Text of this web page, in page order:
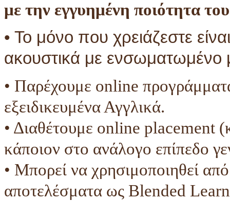
με την εγγυημένη ποιότητα
• Το μόνο που χρειάζεστε
ακουστικά με
• Παρέχουμε online
εξειδικευμένα Αγγλικά.
• Διαθέτουμε online placement
κάποιον στο ανάλογο επίπεδο
• Mπορεί να χρησιμοποιηθεί
αποτελέσματα ως Blended